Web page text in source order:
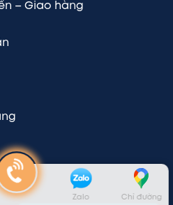
Zalo Chỉ đường
– Giao hàng